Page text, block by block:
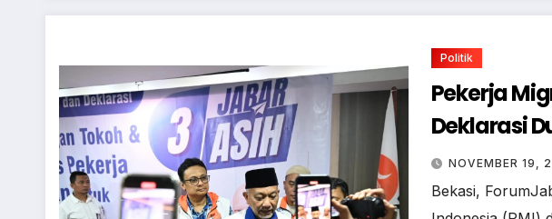
Politik
Pekerja
Deklarasi
Jabar 2024
NOVEMBER 19,
Bekasi,